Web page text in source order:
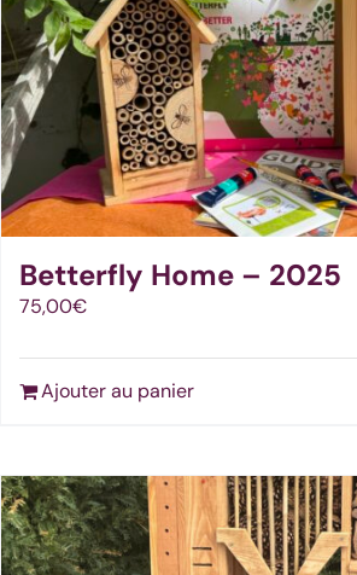
FAQ
Betterfly Home – 2025
75,00€
Ajouter au panier